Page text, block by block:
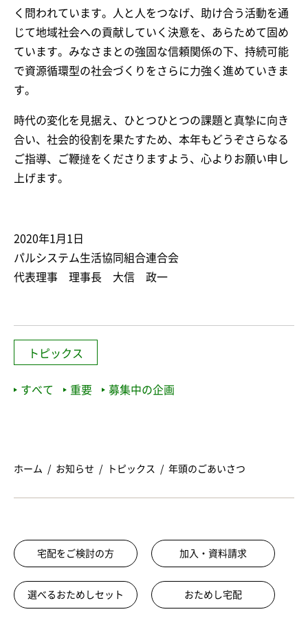
く問われています。人と人をつなげ、助け合う活動を通
じて地域社会への貢献していく決意を、あらためて固め
ています。みなさまとの強固な信頼関係の下、持続可能
で資源循環型の社会づくりをさらに力強く進めていきま
す。
時代の変化を見据え、ひとつひとつの課題と真摯に向き
合い、社会的役割を果たすため、本年もどうぞさらなる
ご指導、ご鞭撻をくださりますよう、心よりお願い申し
上げます。
2020年1月1日
パルシステム生活協同組合連合会
代表理事 理事長 大信 政一
トピックス
すべて 重要 募集中の企画
ホーム お知らせ トピックス 年頭のごあいさつ
宅配をご検討の方 加入・資料請求
選べるおためしセット おためし宅配